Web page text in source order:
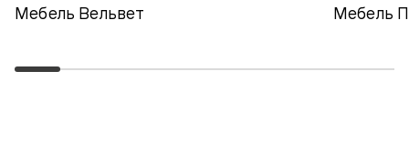
Мебель Вельвет Мебель